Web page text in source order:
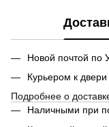
Новой почтой по
Курьером к
Подробнее о
Наличными при